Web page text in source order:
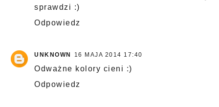
sprawdzi :)
Odpowiedz
UNKNOWN 16 MAJA 2014 17:40
Odważne kolory cieni :)
Odpowiedz